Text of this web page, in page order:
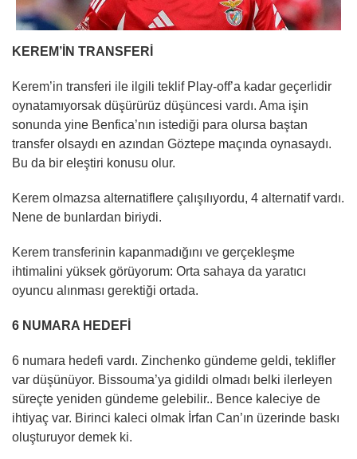
KEREM’İN TRANSFERİ
Kerem’in transferi ile ilgili teklif Play-off’a kadar geçerlidir
oynatamıyorsak düşürürüz düşüncesi vardı. Ama işin
sonunda yine Benfica’nın istediği para olursa baştan
transfer olsaydı en azından Göztepe maçında oynasaydı.
Bu da bir eleştiri konusu olur.
Kerem olmazsa alternatiflere çalışılıyordu, 4 alternatif vardı.
Nene de bunlardan biriydi.
Kerem transferinin kapanmadığını ve gerçekleşme
ihtimalini yüksek görüyorum: Orta sahaya da yaratıcı
oyuncu alınması gerektiği ortada.
6 NUMARA HEDEFİ
6 numara hedefi vardı. Zinchenko gündeme geldi, teklifler
var düşünüyor. Bissouma’ya gidildi olmadı belki ilerleyen
süreçte yeniden gündeme gelebilir.. Bence kaleciye de
ihtiyaç var. Birinci kaleci olmak İrfan Can’ın üzerinde baskı
oluşturuyor demek ki.